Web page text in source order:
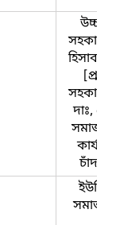
সহকারী
হিসাব
[প্রধান
দাঃ,